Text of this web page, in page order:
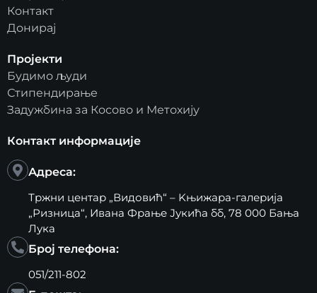
Контакт
Донирај
Пројекти
Будимо људи
Стипендирање
Задужбина за Косово и Метохију
Контакт информације
Адреса:
Тржни центар „Видовић“ – Kњижара-галерија
„Ризница“, Ивана Фрање Јукића бб, 78 000 Бања
Лука
Број телефона:
051/211-802